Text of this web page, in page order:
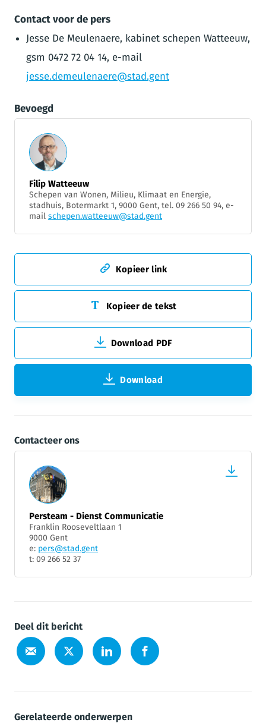
Contact voor de pers
Jesse De Meulenaere, kabinet schepen Watteeuw,
gsm 0472 72 04 14, e-mail
jesse.demeulenaere@stad.gent
Bevoegd
Filip Watteeuw
Schepen van Wonen, Milieu, Klimaat en Energie,
stadhuis, Botermarkt 1, 9000 Gent, tel. 09 266 50 94, e-
mail schepen.watteeuw@stad.gent
Kopieer link
Kopieer de tekst
Download PDF
Download
Contacteer ons
Persteam - Dienst Communicatie
Franklin Rooseveltlaan 1
9000 Gent
e: pers@stad.gent
t: 09 266 52 37
Deel dit bericht
Gerelateerde onderwerpen